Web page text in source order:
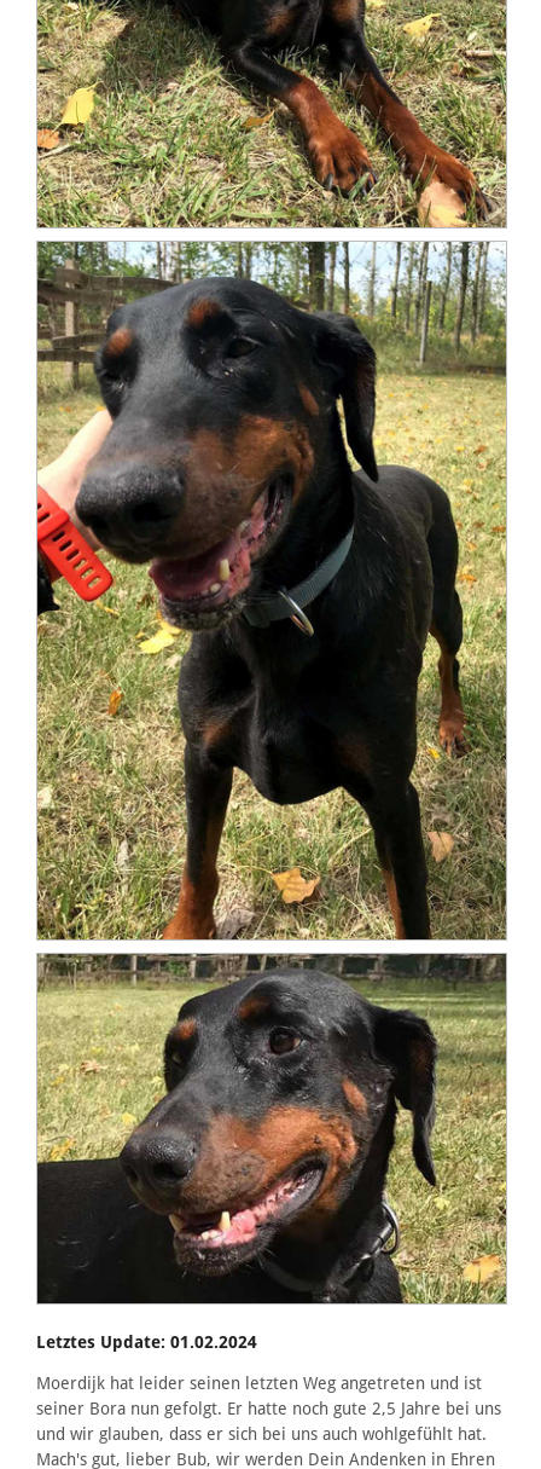
Letztes Update: 01.02.2024
Moerdijk hat leider seinen letzten Weg angetreten und ist
seiner Bora nun gefolgt. Er hatte noch gute 2,5 Jahre bei uns
und wir glauben, dass er sich bei uns auch wohlgefühlt hat.
Mach's gut, lieber Bub, wir werden Dein Andenken in Ehren